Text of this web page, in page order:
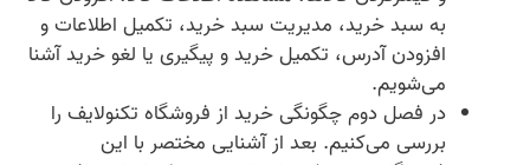
به سبد خرید، مدیریت سبد خرید، تکمیل اطلاعات و
افزودن آدرس، تکمیل خرید و پیگیری یا لغو خرید آشنا
می‌شویم.
در فصل دوم چگونگی خرید از فروشگاه تکنولایف را
بررسی می‌کنیم. بعد از آشنایی مختصر با این